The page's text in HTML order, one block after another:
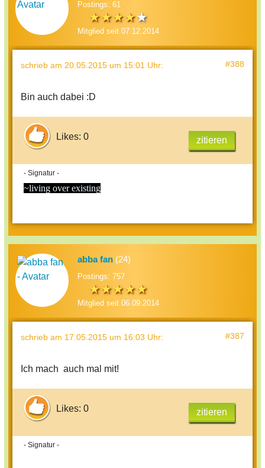
Postings: 61
Mitglied seit 07.12.2014
schrieb am 20.05.2015 um 15:01 Uhr: #388
Bin auch dabei :D
Likes: 0 zitieren
- Signatur -
~living over existing
abba fan (24)
Postings: 757
Mitglied seit 06.09.2014
schrieb am 17.05.2015 um 16:03 Uhr: #387
Ich mach auch mal mit!
Likes: 0 zitieren
- Signatur -